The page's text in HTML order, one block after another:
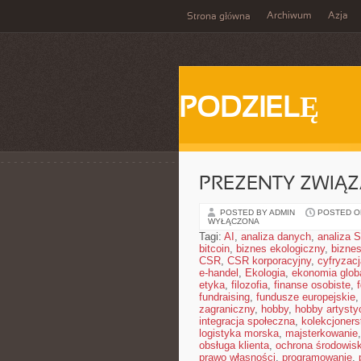
Strona główna Archiwum Azja
PODZIELĘ
PREZENTY
POSTED BY ADMIN POSTED
WYŁĄCZONA
Tagi: AI , analiza danych, analiza
bitcoin, biznes ekologiczny,
CSR, CSR korporacyjny,
e-handel , Ekologia, ekonomia
etyka, filozofia, finanse osobiste,
fundraising, fundusze europejskie,
zagraniczny, hobby, hobby
integracja społeczna,
logistyka morska, majsterkowanie,
obsługa klienta, ochrona
prawo własności, programowanie,